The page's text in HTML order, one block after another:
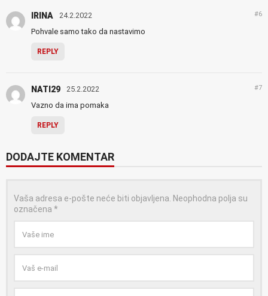
IRINA 24.2.2022 #6
Pohvale samo tako da nastavimo
REPLY
NATI29 25.2.2022 #7
Vazno da ima pomaka
REPLY
DODAJTE KOMENTAR
Vaša adresa e-pošte neće biti objavljena. Neophodna polja su
označena *